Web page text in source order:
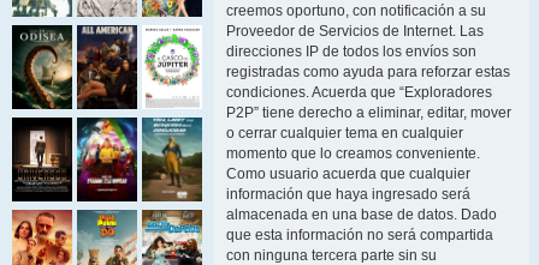
creemos oportuno, con notificación a su
Proveedor de Servicios de Internet. Las
direcciones IP de todos los envíos son
registradas como ayuda para reforzar estas
condiciones. Acuerda que “Exploradores
P2P” tiene derecho a eliminar, editar, mover
o cerrar cualquier tema en cualquier
momento que lo creamos conveniente.
Como usuario acuerda que cualquier
información que haya ingresado será
almacenada en una base de datos. Dado
que esta información no será compartida
con ninguna tercera parte sin su